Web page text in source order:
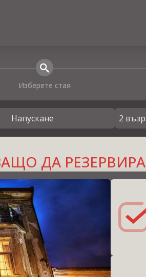
search
Изберете стая
Напускане 2
ДА